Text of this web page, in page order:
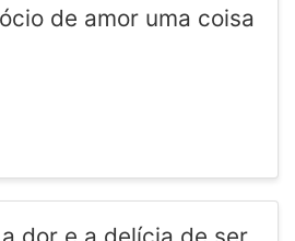
de amor uma coisa